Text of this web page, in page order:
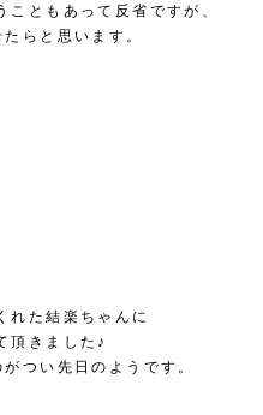
ともあって反省ですが、
らと思います。
れた結楽ちゃんに
頂きました♪
つい先日のようです。